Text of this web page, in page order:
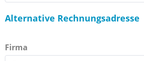
Alternative Rechnungsadresse
Firma